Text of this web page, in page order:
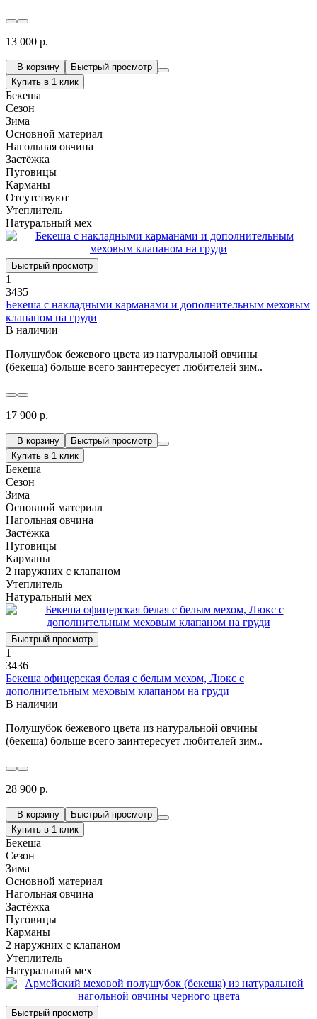
13 000 р.
В корзину
Быстрый просмотр
Купить в 1 клик
Бекеша
Сезон
Зима
Основной материал
Нагольная овчина
Застёжка
Пуговицы
Карманы
Отсутствуют
Утеплитель
Натуральный мех
Быстрый просмотр
1
3435
Бекеша с накладными карманами и дополнительным меховым
клапаном на груди
В наличии
Полушубок бежевого цвета из натуральной овчины
(бекеша) больше всего заинтересует любителей зим..
17 900 р.
В корзину
Быстрый просмотр
Купить в 1 клик
Бекеша
Сезон
Зима
Основной материал
Нагольная овчина
Застёжка
Пуговицы
Карманы
2 наружних с клапаном
Утеплитель
Натуральный мех
Быстрый просмотр
1
3436
Бекеша офицерская белая с белым мехом, Люкс с
дополнительным меховым клапаном на груди
В наличии
Полушубок бежевого цвета из натуральной овчины
(бекеша) больше всего заинтересует любителей зим..
28 900 р.
В корзину
Быстрый просмотр
Купить в 1 клик
Бекеша
Сезон
Зима
Основной материал
Нагольная овчина
Застёжка
Пуговицы
Карманы
2 наружних с клапаном
Утеплитель
Натуральный мех
Быстрый просмотр